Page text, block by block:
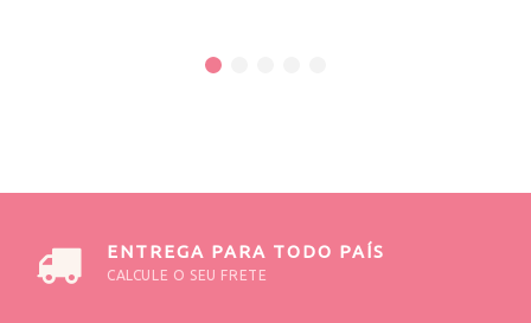
ENTREGA PARA TODO PAÍS
CALCULE O SEU FRETE